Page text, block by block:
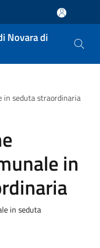
Novara di
in seduta straordinaria
in
in seduta